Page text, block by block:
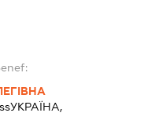
УКРАЇНА,